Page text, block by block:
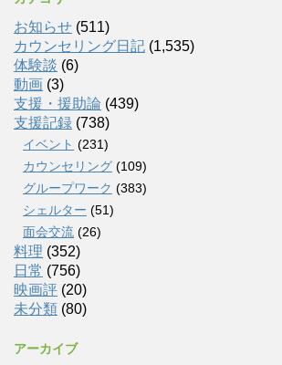
お知らせ (511)
カウンセリング日記 (1,535)
体験談 (6)
動画 (3)
支援・援助論 (439)
支援記録 (738)
イベント (231)
カウンセリング (109)
グループワーク (383)
シェルター (51)
面会交流 (26)
料理 (352)
日常 (756)
映画評 (20)
未分類 (80)
アーカイブ